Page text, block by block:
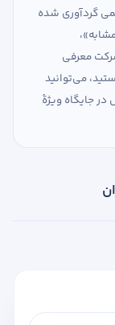
گردآوری شده
معرفی
می‌توانید
جایگاه ویژهٔ